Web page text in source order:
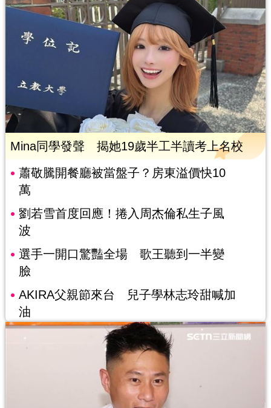
Mina同學發聲 揭她19歲半工半讀考上名校
蕭敬騰開餐廳被當盤子？房東溢價快10
萬
劉若雪首度回應！捲入周杰倫私生子風
波
選手一開口驚豔全場 歌王聽到一半變
臉
AKIRA父親節來台 兒子學林志玲甜喊加
油